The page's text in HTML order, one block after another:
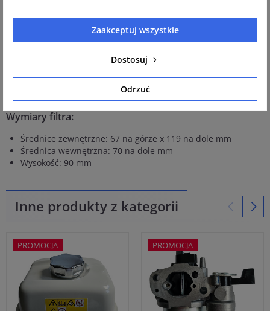
Opis
Wysokiej jakości filtr powietrza wraz z gąbką filtracyjną,
pasuje idealnie do silnika ROBINEY 28
Wymiary filtra:
Średnice zewnętrzne: 67 na górze x 119 na dole mm
Średnica wewnętrzna: 70 na dole mm
Wysokość: 90 mm
Inne produkty z kategorii
PROMOCJA PROMOCJA
Odrzuć
Dostosuj
Zaakceptuj wszystkie